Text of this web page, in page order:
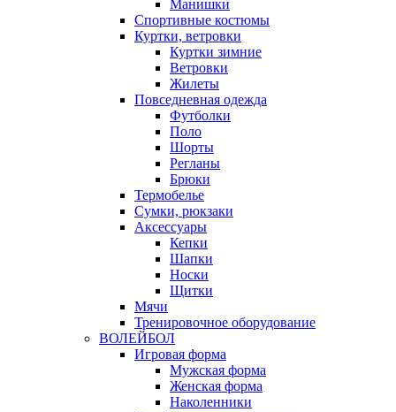
Манишки
Спортивные костюмы
Куртки, ветровки
Куртки зимние
Ветровки
Жилеты
Повседневная одежда
Футболки
Поло
Шорты
Регланы
Брюки
Термобелье
Сумки, рюкзаки
Аксессуары
Кепки
Шапки
Носки
Щитки
Мячи
Тренировочное оборудование
ВОЛЕЙБОЛ
Игровая форма
Мужская форма
Женская форма
Наколенники